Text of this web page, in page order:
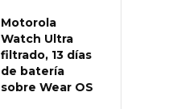
Motorola
Watch Ultra
filtrado, 13 días
de batería
sobre Wear OS